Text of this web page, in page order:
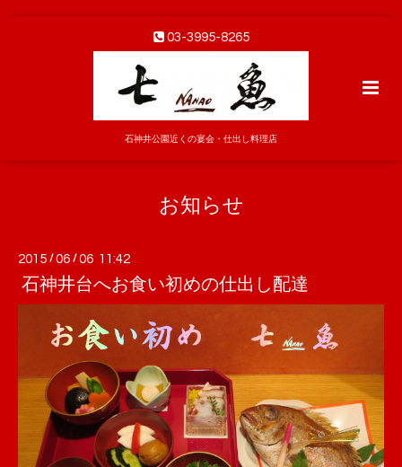
03-3995-8265
石神井公園近くの宴会・仕出し料理店
お知らせ
2015 /06 /06 11:42
石神井台へお食い初めの仕出し配達